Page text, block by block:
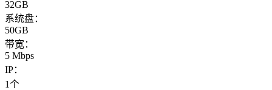
32GB
系统盘：
50GB
带宽：
5 Mbps
IP：
1个